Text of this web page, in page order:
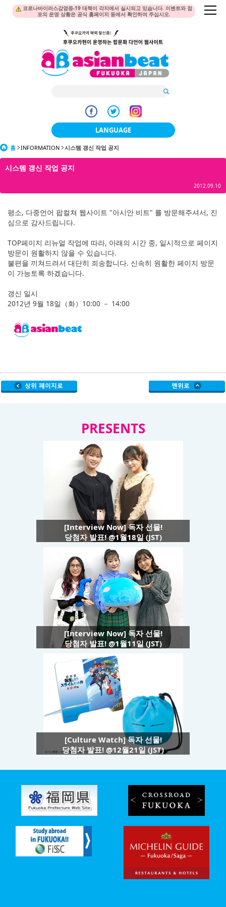
코로나바이러스감염증-19 대책이 각지에서 실시되고 있습니다. 이벤트와 점
포의 운영 상황은 공식 홈페이지 등에서 확인하여 주십시오.
LANGUAGE
日本語
繁體中文
ภาษาไทย
홈 INFORMATION 시스템 갱신 작업 공지
시스템 갱신 작업 공지
2012.09.10
평소, 다중언어 팝컬쳐 웹사이트 "아시안 비트" 를 방문해주셔서, 진
심으로 감사드립니다.
TOP페이지 리뉴얼 작업에 따라, 아래의 시간 중, 일시적으로 페이지
방문이 원활하지 않을 수 있습니다.
불편을 끼쳐드려서 대단히 죄송합니다. 신속히 원활한 페이지 방문
이 가능토록 하겠습니다.
갱신 일시
2012년 9월 18일（화）10:00 － 14:00
PRESENTS
[Interview Now] 독자 선물!
당첨자 발표! @1월18일 (JST)
[Interview Now] 독자 선물!
당첨자 발표! @1월11일 (JST)
[Culture Watch] 독자 선물!
당첨자 발표! @12월21일 (JST)